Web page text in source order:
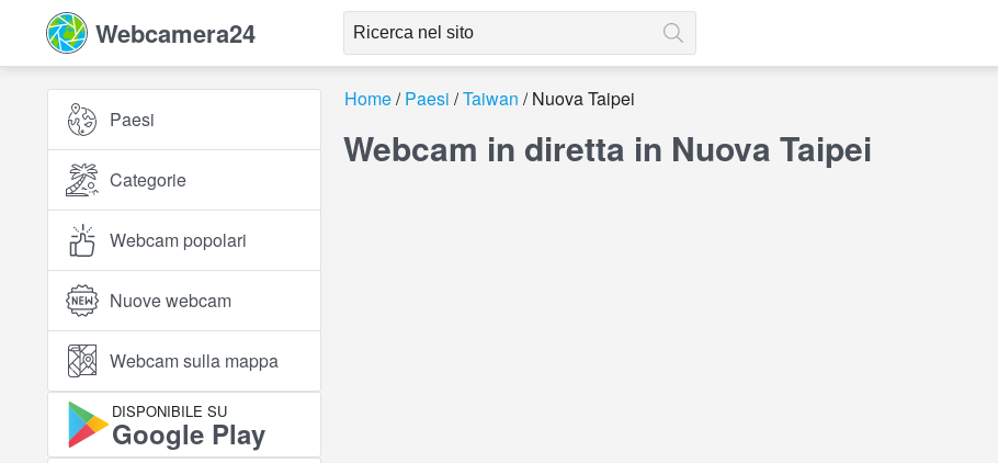
Webcamera24
Paesi
Categorie
Webcam popolari
Nuove webcam
Webcam sulla mappa
DISPONIBILE SU
Google Play
Home Paesi Taiwan Nuova Taipei
Webcam in diretta in Nuova Taipei